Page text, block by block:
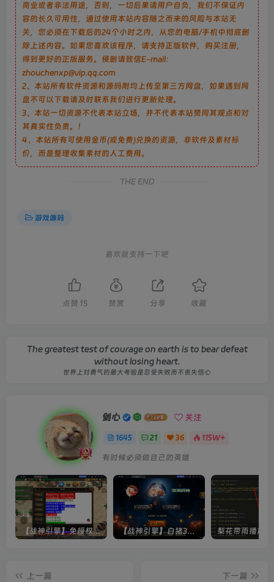
商业或者非法用途，否则，一切后果请用户自负，我们不保证内
容的长久可用性，通过使用本站内容随之而来的风险与本站无
关，您必须在下载后的24个小时之内，从您的电脑/手机中彻底删
除上述内容。如果您喜欢该程序，请支持正版软件，购买注册，
得到更好的正版服务。侵删请致信E-mail：
zhouchenxp@vip.qq.com
2、本站所有软件资源和源码附均上传至第三方网盘，如果遇到网
盘不可以下载请及时联系我们进行更新处理。
3、本站一切资源不代表本站立场，并不代表本站赞同其观点和对
其真实性负责。！
4、本站所有可使用金币(或免费)兑换的资源，非软件及素材标
价，而是整理收集素材的人工费用。
THE END
游戏源码
喜欢就支持一下吧
点赞 15 赞赏 分享 收藏
The greatest test of courage on earth is to bear defeat
without losing heart.
世界上对勇气的最大考验是忍受失败而不丧失信心
剑心 关注
1645 21 36 115W+
有时候必须做自己的英雄
【战神引擎】免授权-原生 [全屏自动拾取] 插件 + 配置教程（更新修复版，具体自测） 【战神引擎】白猪3-流浪战神3神技8大陆全屏拾取版特色服务端+生肖+转生+秘境+神魔+双端+教程(更新眼神拾取)
上一篇
下一篇